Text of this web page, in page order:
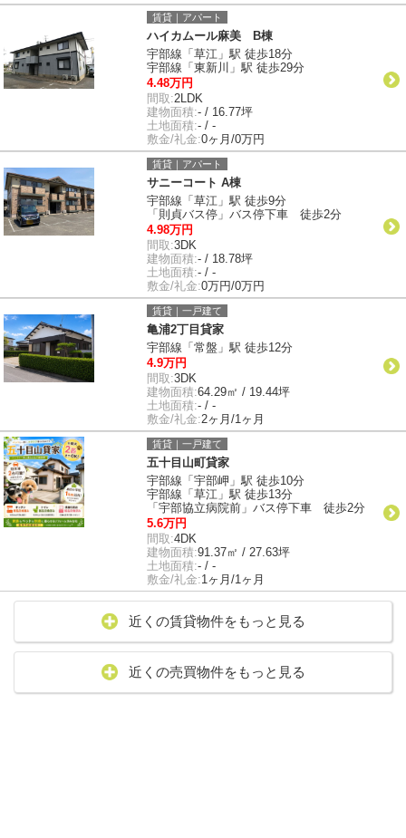
賃貸｜アパート
ハイカムール麻美 B棟
宇部線「草江」駅 徒歩18分
宇部線「東新川」駅 徒歩29分
4.48万円
間取:2LDK
建物面積:- / 16.77坪
土地面積:- / -
敷金/礼金:0ヶ月/0万円
賃貸｜アパート
サニーコート A棟
宇部線「草江」駅 徒歩9分
「則貞バス停」バス停下車 徒歩2分
4.98万円
間取:3DK
建物面積:- / 18.78坪
土地面積:- / -
敷金/礼金:0万円/0万円
賃貸｜一戸建て
亀浦2丁目貸家
宇部線「常盤」駅 徒歩12分
4.9万円
間取:3DK
建物面積:64.29㎡ / 19.44坪
土地面積:- / -
敷金/礼金:2ヶ月/1ヶ月
賃貸｜一戸建て
五十目山町貸家
宇部線「宇部岬」駅 徒歩10分
宇部線「草江」駅 徒歩13分
「宇部協立病院前」バス停下車 徒歩2分
5.6万円
間取:4DK
建物面積:91.37㎡ / 27.63坪
土地面積:- / -
敷金/礼金:1ヶ月/1ヶ月
近くの賃貸物件をもっと見る
近くの売買物件をもっと見る